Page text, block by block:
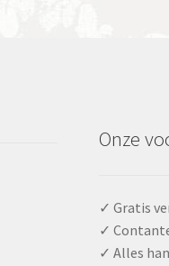
Onze
✓ Gratis
✓
✓ Alles